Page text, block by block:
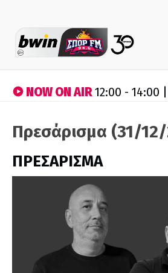
NOW ON AIR12:00 - 14:00 |
Πρεσάρισμα (31/
ΠΡΕΣΑΡΙΣΜΑ